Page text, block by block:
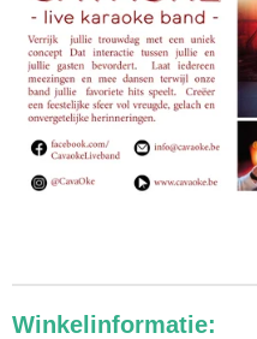
Winkelinformatie: